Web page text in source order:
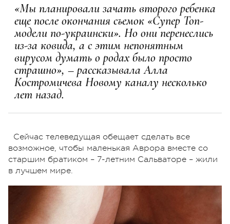
«Мы планировали зачать второго ребенка
еще после окончания съемок «Супер Топ-
модели по-украински». Но они перенеслись
из-за ковида, а с этим непонятным
вирусом думать о родах было просто
страшно», – рассказывала Алла
Костромичева Новому каналу несколько
лет назад.
Сейчас телеведущая обещает сделать все
возможное, чтобы маленькая Аврора вместе со
старшим братиком – 7-летним Сальваторе – жили
в лучшем мире.